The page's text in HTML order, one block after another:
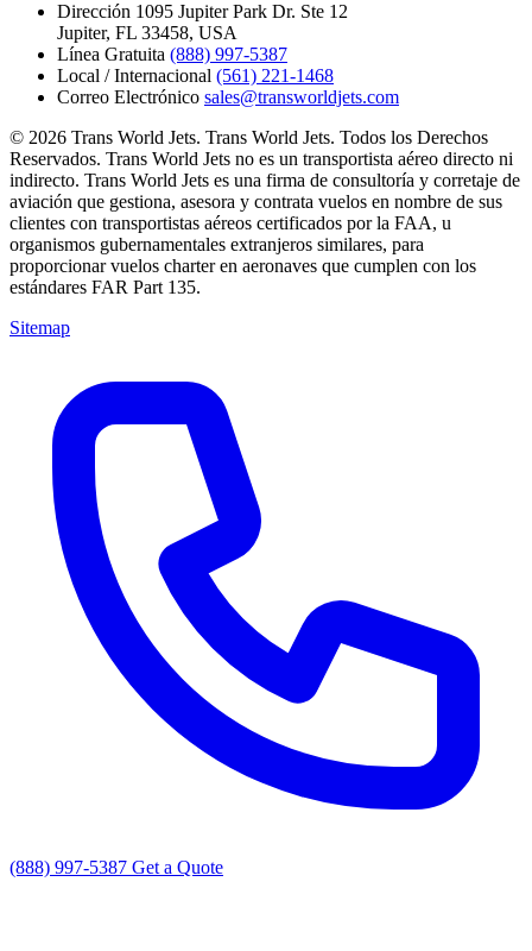
Dirección 1095 Jupiter Park Dr. Ste 12
Jupiter, FL 33458, USA
Línea Gratuita (888) 997-5387
Local / Internacional (561) 221-1468
Correo Electrónico sales@transworldjets.com
© 2026 Trans World Jets. Trans World Jets. Todos los Derechos
Reservados. Trans World Jets no es un transportista aéreo directo ni
indirecto. Trans World Jets es una firma de consultoría y corretaje de
aviación que gestiona, asesora y contrata vuelos en nombre de sus
clientes con transportistas aéreos certificados por la FAA, u
organismos gubernamentales extranjeros similares, para
proporcionar vuelos charter en aeronaves que cumplen con los
estándares FAR Part 135.
Sitemap
(888) 997-5387 Get a Quote